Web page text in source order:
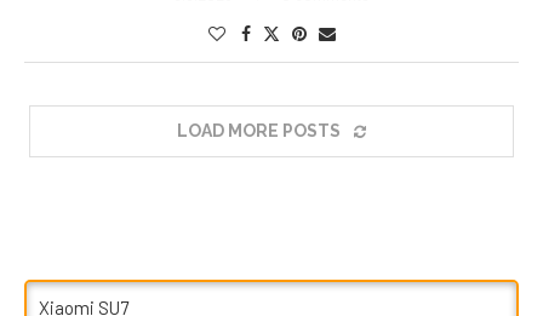
LOAD MORE POSTS
Xiaomi SU7